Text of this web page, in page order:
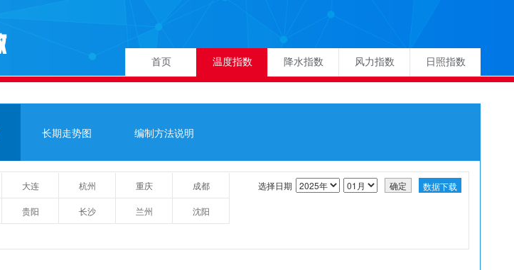
首页 温度指数 降水指数 风力指数 日照指数
长期走势图 编制方法说明
大连 杭州 重庆 成都
贵阳 长沙 兰州 沈阳
选择日期 确定 数据下载